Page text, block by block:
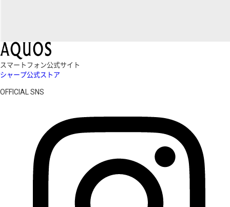
スマートフォン公式サイト
シャープ公式ストア
OFFICIAL SNS